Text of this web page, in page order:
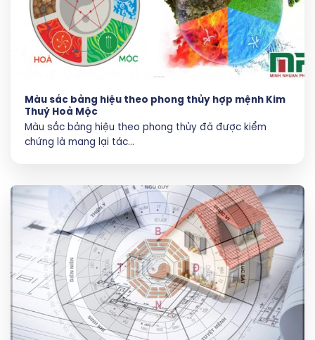
Màu sắc bảng hiệu theo phong thủy hợp mệnh Kim
Thuỷ Hoả Mộc
Màu sắc bảng hiệu theo phong thủy đã được kiểm
chứng là mang lại tác...